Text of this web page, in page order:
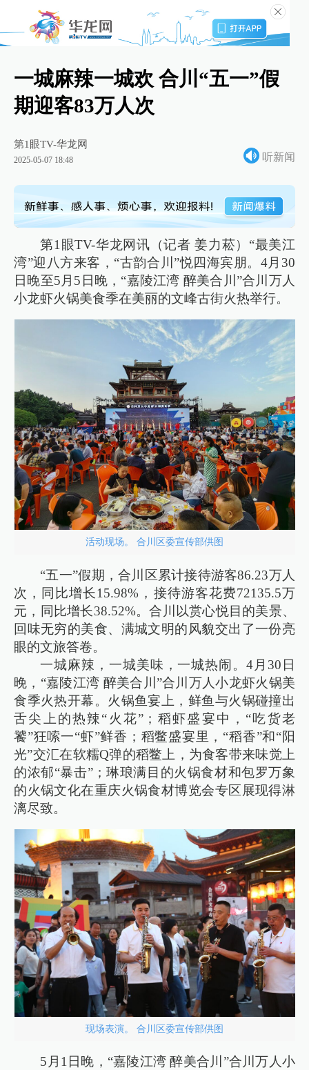
一城麻辣一城欢 合川“五一”假
期迎客83万人次
第1眼TV-华龙网
2025-05-07 18:48 听新闻
第1眼TV-华龙网讯（记者 姜力菘）“最美江
湾”迎八方来客，“古韵合川”悦四海宾朋。4月30
日晚至5月5日晚，“嘉陵江湾 醉美合川”合川万人
小龙虾火锅美食季在美丽的文峰古街火热举行。
活动现场。 合川区委宣传部供图
“五一”假期，合川区累计接待游客86.23万人
次，同比增长15.98%，接待游客花费72135.5万
元，同比增长38.52%。合川以赏心悦目的美景、
回味无穷的美食、满城文明的风貌交出了一份亮
眼的文旅答卷。
一城麻辣，一城美味，一城热闹。4月30日
晚，“嘉陵江湾 醉美合川”合川万人小龙虾火锅美
食季火热开幕。火锅鱼宴上，鲜鱼与火锅碰撞出
舌尖上的热辣“火花”；稻虾盛宴中，“吃货老
饕”狂嗦一“虾”鲜香；稻鳖盛宴里，“稻香”和“阳
光”交汇在软糯Q弹的稻鳖上，为食客带来味觉上
的浓郁“暴击”；琳琅满目的火锅食材和包罗万象
的火锅文化在重庆火锅食材博览会专区展现得淋
漓尽致。
现场表演。 合川区委宣传部供图
5月1日晚，“嘉陵江湾 醉美合川”合川万人小